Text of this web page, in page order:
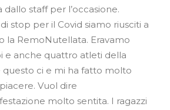
dallo staff per l’occasione.
stop per il Covid siamo riusciti a
la RemoNutellata. Eravamo
e anche quattro atleti della
questo ci e mi ha fatto molto
piacere. Vuol dire
molto sentita. I ragazzi